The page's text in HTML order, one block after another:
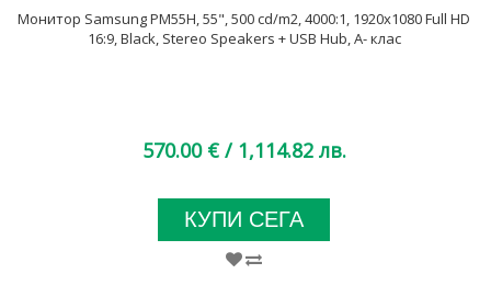
Монитор Samsung PM55H, 55", 500 cd/m2, 4000:1, 1920x1080 Full HD
16:9, Black, Stereo Speakers + USB Hub, A- клас
570.00 €/ 1,114.82 лв.
КУПИ СЕГА